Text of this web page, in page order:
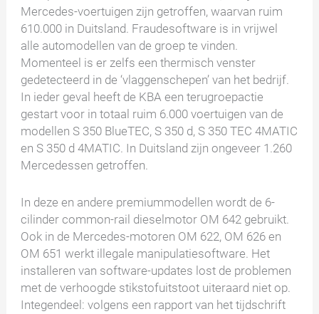
Mercedes-voertuigen zijn getroffen, waarvan ruim
610.000 in Duitsland. Fraudesoftware is in vrijwel
alle automodellen van de groep te vinden.
Momenteel is er zelfs een thermisch venster
gedetecteerd in de ‘vlaggenschepen’ van het bedrijf.
In ieder geval heeft de KBA een terugroepactie
gestart voor in totaal ruim 6.000 voertuigen van de
modellen S 350 BlueTEC, S 350 d, S 350 TEC 4MATIC
en S 350 d 4MATIC. In Duitsland zijn ongeveer 1.260
Mercedessen getroffen.
In deze en andere premiummodellen wordt de 6-
cilinder common-rail dieselmotor OM 642 gebruikt.
Ook in de Mercedes-motoren OM 622, OM 626 en
OM 651 werkt illegale manipulatiesoftware. Het
installeren van software-updates lost de problemen
met de verhoogde stikstofuitstoot uiteraard niet op.
Integendeel: volgens een rapport van het tijdschrift